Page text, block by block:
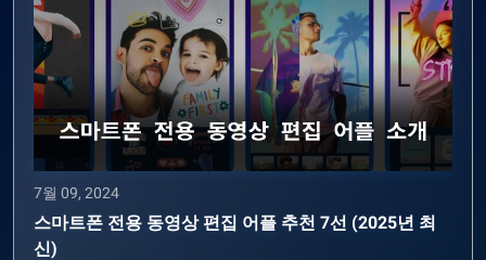
7월 09, 2024
스마트폰 전용 동영상 편집 어플 추천 7선 (2025년 최
신)